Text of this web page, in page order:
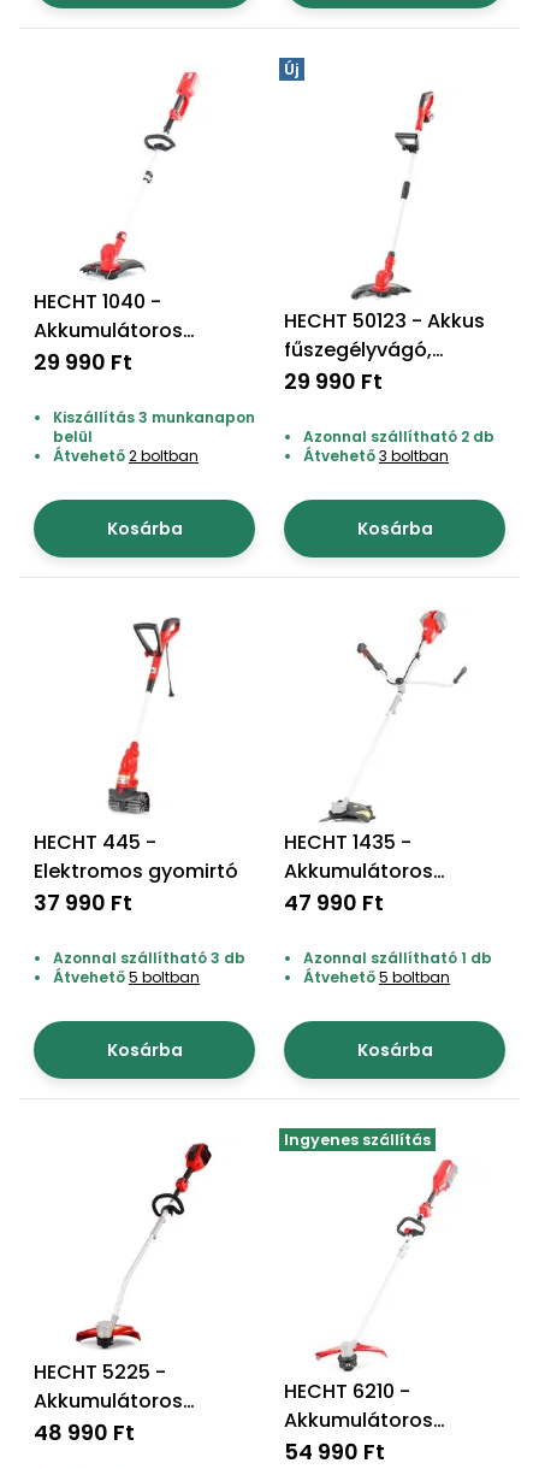
HECHT 1040 -
Akkumulátoros
fűszegélynyíró,
tartozék
29 990 Ft
Kiszállítás 3 munkanapon
belül
Átvehető2 boltban
Kosárba
Új
HECHT 50123 - Akkus
fűszegélyvágó,
akku+töltő
29 990 Ft
Azonnal szállítható 2 db
Átvehető3 boltban
Kosárba
HECHT 445 -
Elektromos gyomirtó
37 990 Ft
Azonnal szállítható 3 db
Átvehető5 boltban
Kosárba
HECHT 1435 -
Akkumulátoros
szegélynyíró
47 990 Ft
Azonnal szállítható 1 db
Átvehető5 boltban
Kosárba
HECHT 5225 -
Akkumulátoros
szegélynyíró
48 990 Ft
Ingyenes szállítás
HECHT 6210 -
Akkumulátoros
szegélynyíró
54 990 Ft